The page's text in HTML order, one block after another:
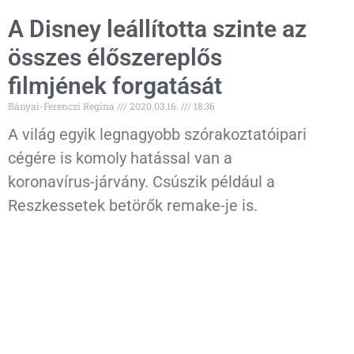
A Disney leállította szinte az
összes élőszereplős
filmjének forgatását
Bányai-Ferenczi Regina 2020.03.16. 18:36
A világ egyik legnagyobb szórakoztatóipari
cégére is komoly hatással van a
koronavírus-járvány. Csúszik például a
Reszkessetek betörők remake-je is.